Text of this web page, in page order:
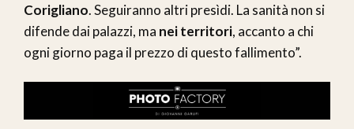
Corigliano. Seguiranno altri presìdi. La sanità non si
difende dai palazzi, ma nei territori, accanto a chi
ogni giorno paga il prezzo di questo fallimento”.